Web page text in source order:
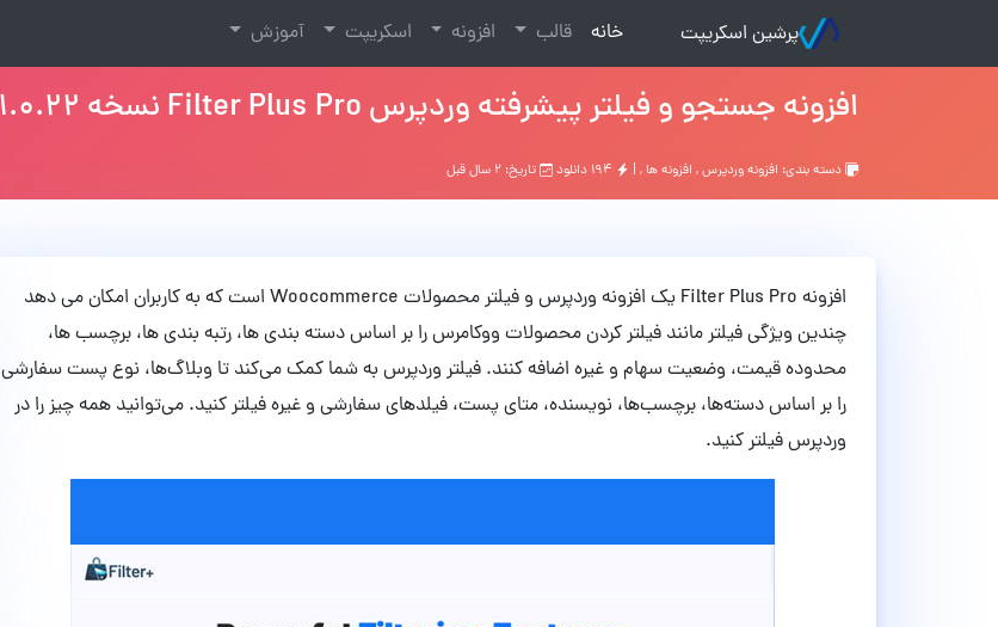
پرشین اسکریپت خانه
(current) قالب افزونه اسکریپت آموزش
افزونه جستجو و فیلتر پیشرفته وردپرس Filter Plus Pro نسخه 1.0.22
دسته بندی: افزونه وردپرس, افزونه ها, | تاریخ: ۲ سال قبل
افزونه
Filter Plus Pro یک افزونه وردپرس و فیلتر محصولات Woocommerce است که به کاربران امکان می دهد
چندین ویژگی فیلتر مانند فیلتر کردن محصولات ووکامرس را بر اساس دسته بندی ها، رتبه بندی ها، برچسب ها،
محدوده قیمت، وضعیت سهام و غیره اضافه کنند. فیلتر وردپرس به شما کمک می‌کند تا وبلاگ‌ها، نوع پست سفارشی
را بر اساس دسته‌ها، برچسب‌ها، نویسنده، متای پست، فیلدهای سفارشی و غیره فیلتر کنید. می‌توانید همه چیز را در
وردپرس فیلتر کنید.